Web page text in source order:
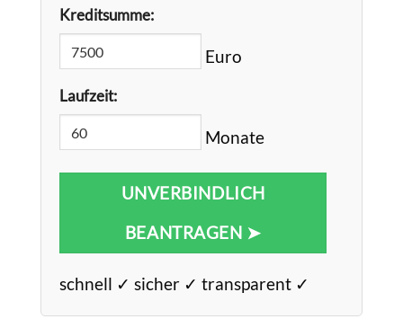
Kreditsumme:
Euro
Laufzeit:
Monate
UNVERBINDLICH
BEANTRAGEN ➤
schnell ✓ sicher ✓ transparent ✓